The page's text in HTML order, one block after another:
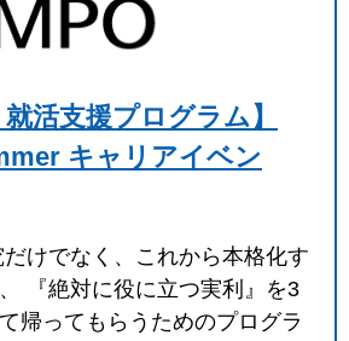
就活支援プログラム】
キャリアイベン
けでなく、これから本格化す
『絶対に役に立つ実利』を3
帰ってもらうためのプログラ